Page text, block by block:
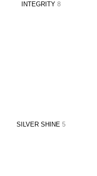
INTEGRITY 8
SILVER SHINE 5